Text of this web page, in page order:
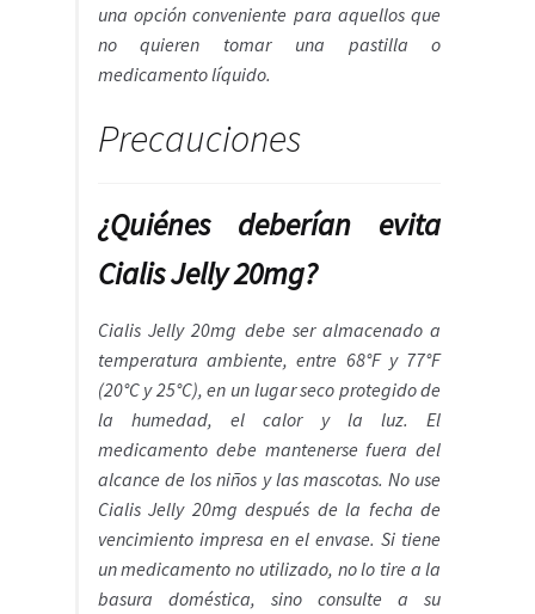
una opción conveniente para aquellos que
no quieren tomar una pastilla o
medicamento líquido.
Precauciones
¿Quiénes deberían evita
Cialis Jelly 20mg?
Cialis Jelly 20mg debe ser almacenado a
temperatura ambiente, entre 68°F y 77°F
(20°C y 25°C), en un lugar seco protegido de
la humedad, el calor y la luz. El
medicamento debe mantenerse fuera del
alcance de los niños y las mascotas. No use
Cialis Jelly 20mg después de la fecha de
vencimiento impresa en el envase. Si tiene
un medicamento no utilizado, no lo tire a la
basura doméstica, sino consulte a su